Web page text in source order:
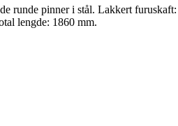
runde pinner i stål. Lakkert furuskaft:
lengde: 1860 mm.